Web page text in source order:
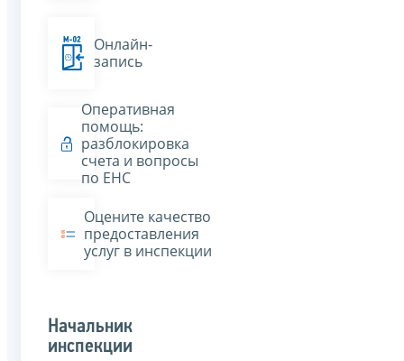
Онлайн-
запись
Оперативная
помощь:
разблокировка
счета и вопросы
по ЕНС
Оцените качество
предоставления
услуг в инспекции
Начальник
инспекции